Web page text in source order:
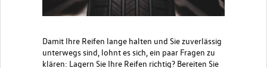
Damit Ihre Reifen lange halten und Sie zuverlässig
unterwegs sind, lohnt es sich, ein paar Fragen zu
klären: Lagern Sie Ihre Reifen richtig? Bereiten Sie